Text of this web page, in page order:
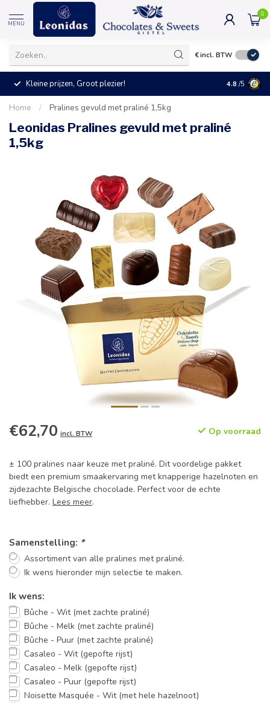
MENU
0
€incl. BTW
Kleine prijzen, Groot plezier! 4.8 /5
Home / Pralines gevuld met praliné 1,5kg
Leonidas Pralines gevuld met praliné
1,5kg
€62,70 incl. BTW Op voorraad
± 100 pralines naar keuze met praliné. Dit voordelige pakket
biedt een premium smaakervaring met knapperige hazelnoten en
zijdezachte Belgische chocolade. Perfect voor de echte
liefhebber. Lees meer.
Samenstelling: *
Assortiment van alle pralines met praliné.
Ik wens hieronder mijn selectie te maken.
Ik wens:
Bûche - Wit (met zachte praliné)
Bûche - Melk (met zachte praliné)
Bûche - Puur (met zachte praliné)
Casaleo - Wit (gepofte rijst)
Casaleo - Melk (gepofte rijst)
Casaleo - Puur (gepofte rijst)
Noisette Masquée - Wit (met hele hazelnoot)